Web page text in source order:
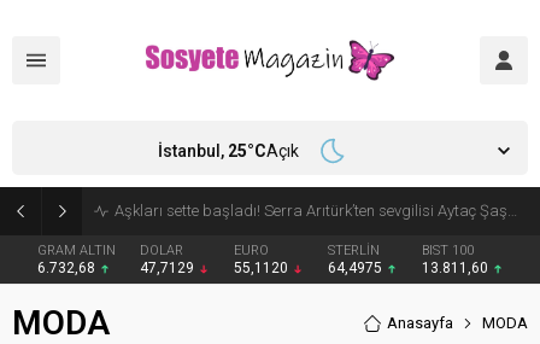
Aşkları sette başladı! Serra Arıtürk’ten sevgilisi Aytaç Şaşmaz’a romantik kutlama
GRAM ALTIN
6.732,68
DOLAR
47,7129
EURO
55,1120
STERLİN
64,4975
BIST 100
13.811,60
İstanbul, 25°CAçık
MODA Anasayfa MODA